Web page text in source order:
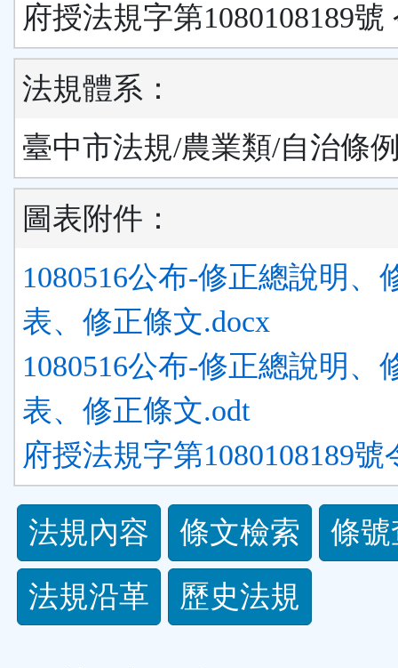
府授法規字第1080108189號
法規體系：
臺中市法規/農業類/自治條
圖表附件：
1080516公布-修正總說明、
表、修正條文.docx
1080516公布-修正總說明、
表、修正條文.odt
府授法規字第1080108189號
法
規
功
法規內容 條文檢索
條
法規沿革
歷史法規